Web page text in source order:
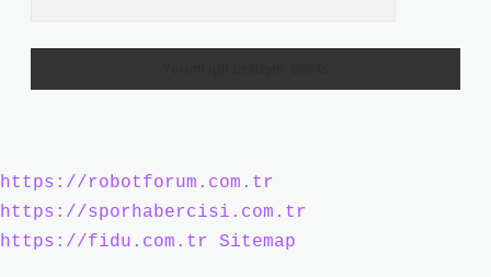
https://robotforum.com.tr
https://sporhabercisi.com.tr
https://fidu.com.tr
Sitemap